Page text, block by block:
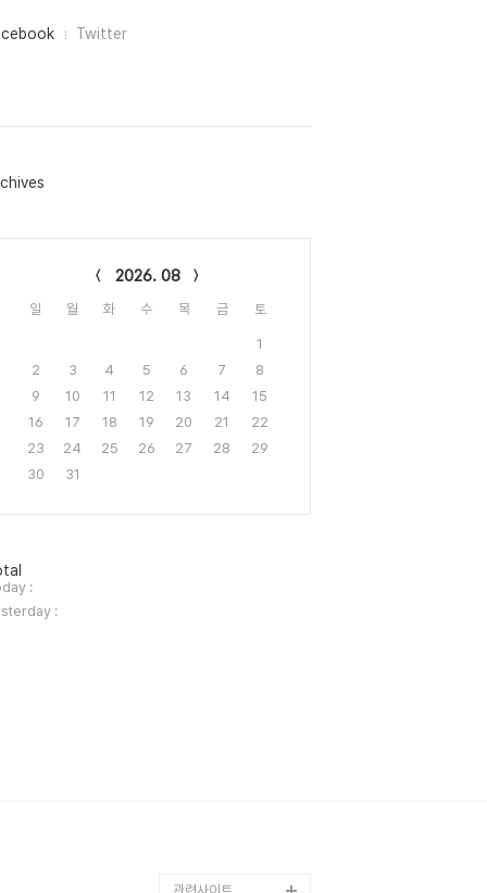
Twitter
2026. 08
일 월 화 수 목 금 토
1
2
3 4 5 6 7
8
9
10 11 12 13 14
15
16
17 18 19 20 21
22
23
24 25 26 27 28
29
30
31
:
: